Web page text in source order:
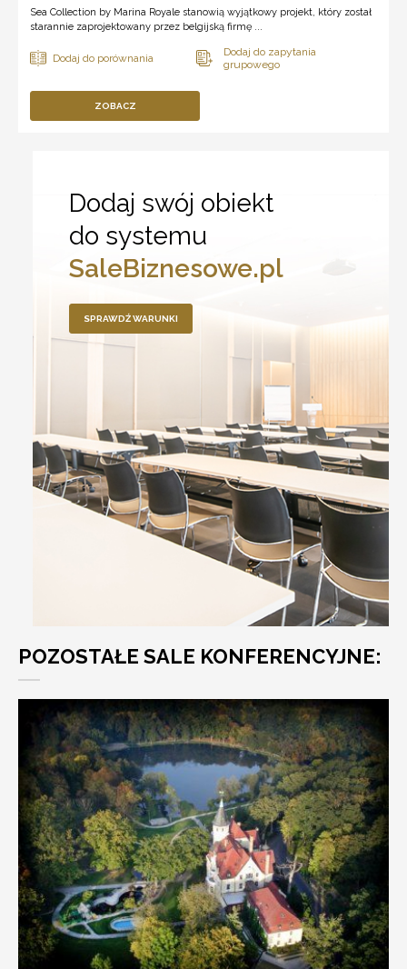
Sea Collection by Marina Royale stanowią wyjątkowy projekt, który został
starannie zaprojektowany przez belgijską firmę ...
ZOBACZ
Dodaj swój obiekt
do systemu
SaleBiznesowe.pl
SPRAWDŹ WARUNKI
POZOSTAŁE SALE KONFERENCYJNE: